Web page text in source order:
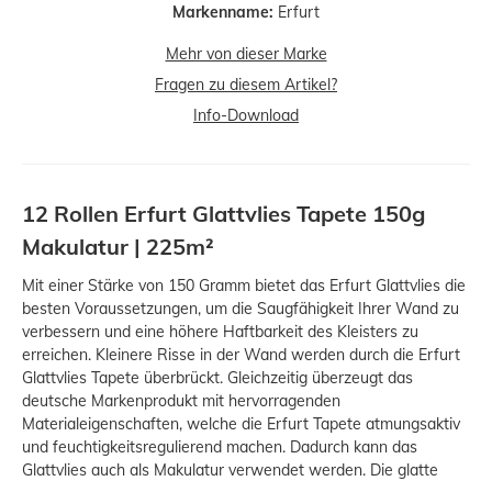
Markenname: Erfurt
Mehr von dieser Marke
Fragen zu diesem Artikel?
Info-Download
12 Rollen Erfurt Glattvlies Tapete 150g
Makulatur | 225m²
Mit einer Stärke von 150 Gramm bietet das Erfurt Glattvlies die
besten Voraussetzungen, um die Saugfähigkeit Ihrer Wand zu
verbessern und eine höhere Haftbarkeit des Kleisters zu
erreichen. Kleinere Risse in der Wand werden durch die Erfurt
Glattvlies Tapete überbrückt. Gleichzeitig überzeugt das
deutsche Markenprodukt mit hervorragenden
Materialeigenschaften, welche die Erfurt Tapete atmungsaktiv
und feuchtigkeitsregulierend machen. Dadurch kann das
Glattvlies auch als Makulatur verwendet werden. Die glatte